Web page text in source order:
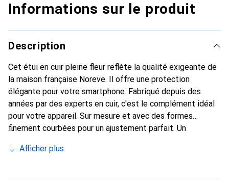
Informations sur le produit
Description
Cet étui en cuir pleine fleur reflète la qualité exigeante de
la maison française Noreve. Il offre une protection
élégante pour votre smartphone. Fabriqué depuis des
années par des experts en cuir, c'est le complément idéal
pour votre appareil. Sur mesure et avec des formes
finement courbées pour un ajustement parfait. Un
La marque Noreve est reconnue internationalement pour
excellent choix pour le client exigeant.
Afficher plus